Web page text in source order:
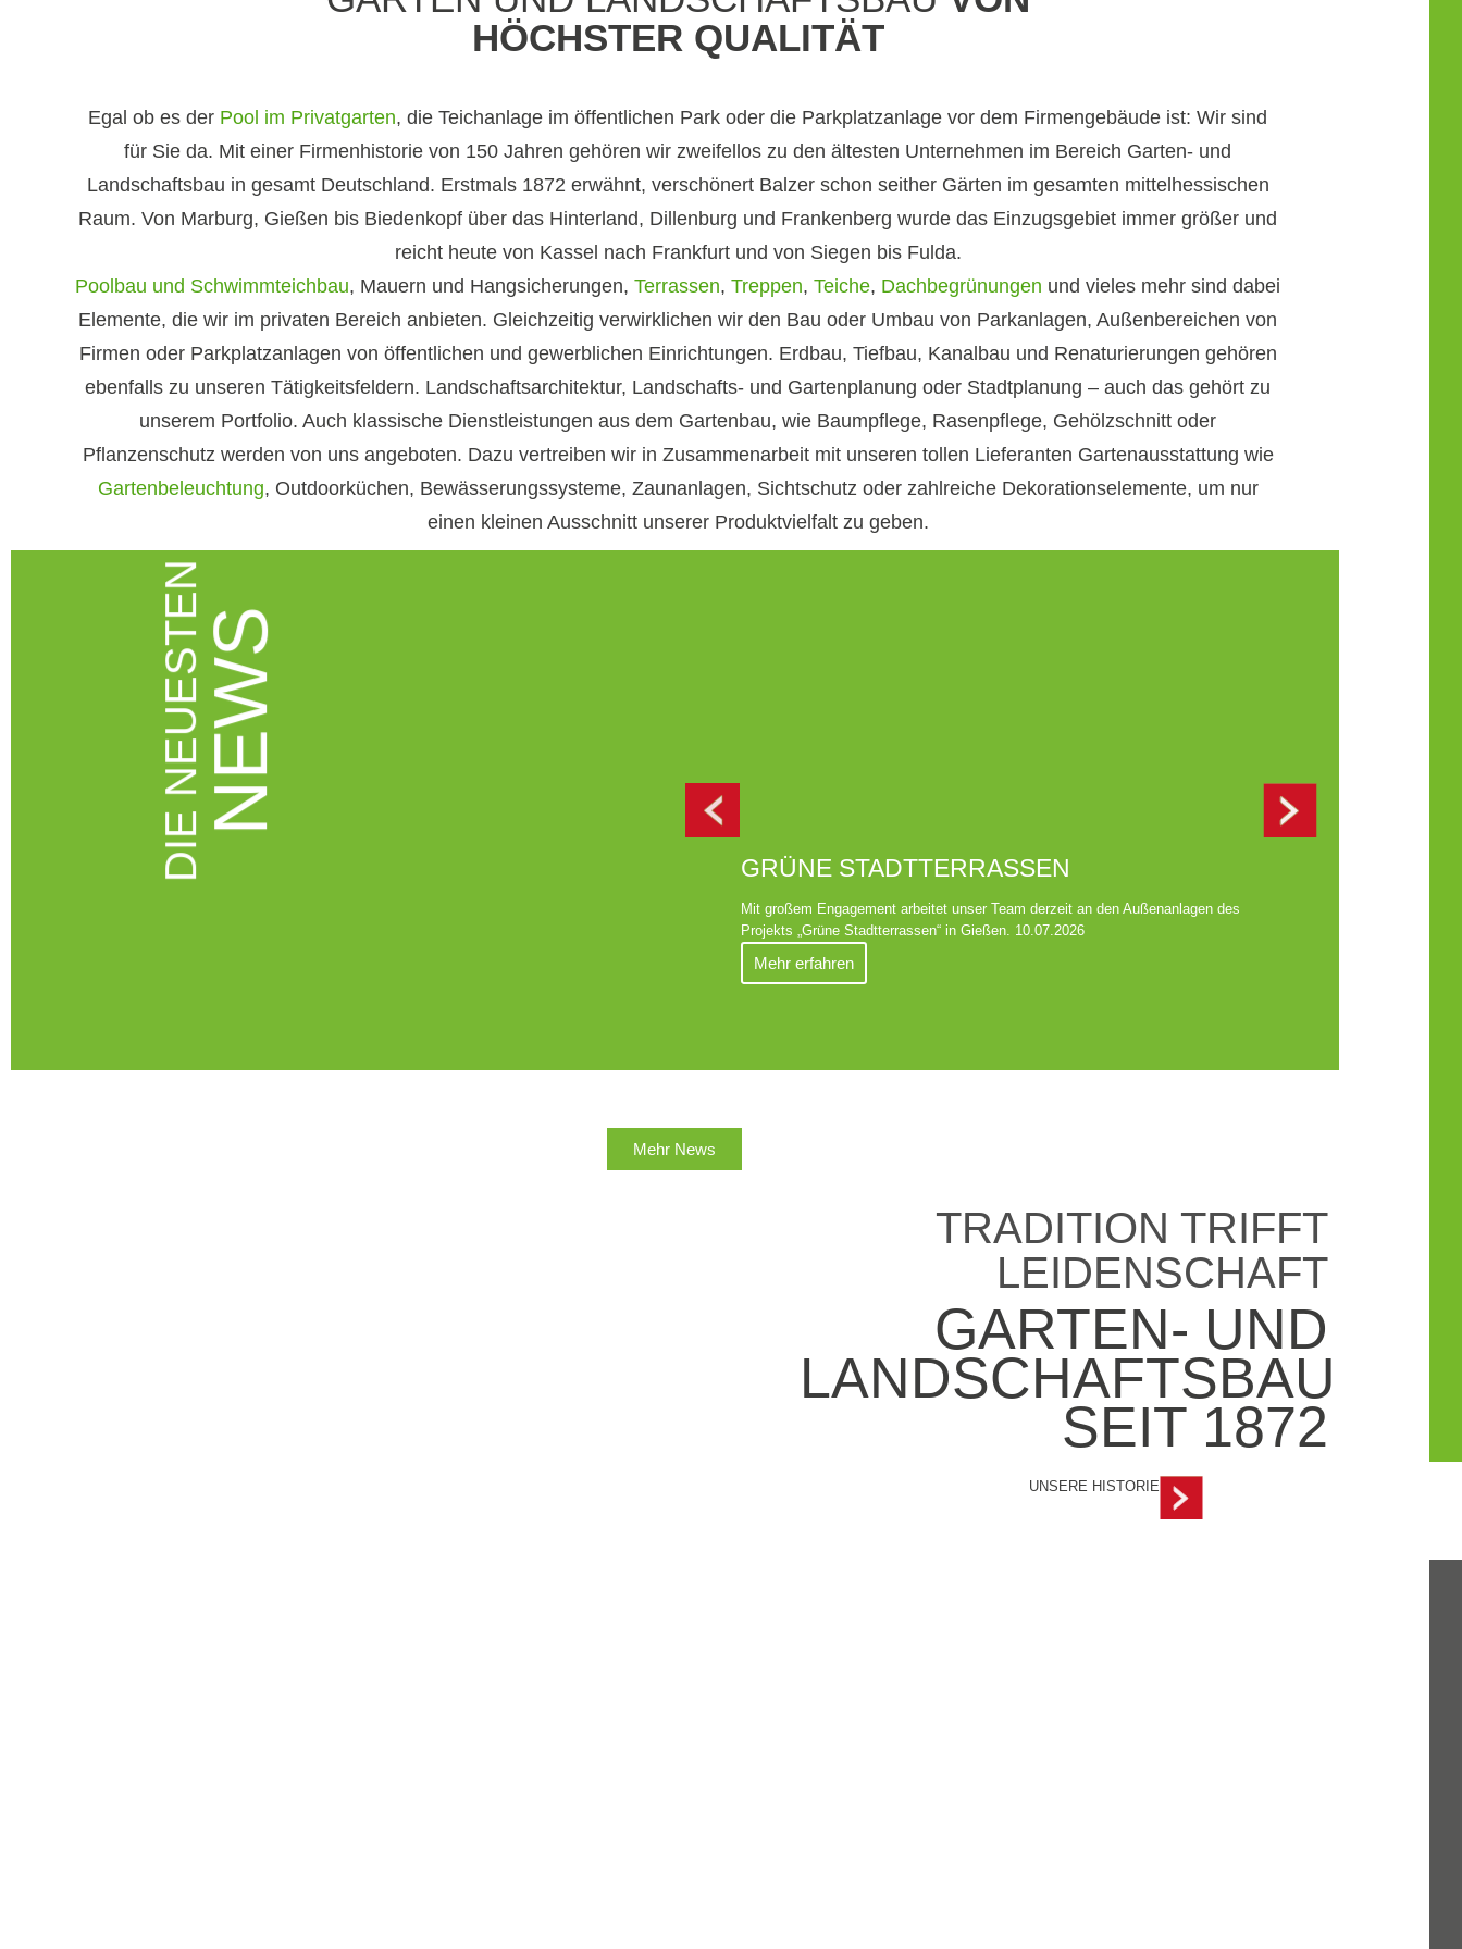
HÖCHSTER QUALITÄT
Egal ob es der Pool im Privatgarten, die Teichanlage im öffentlichen Park oder die Parkplatzanlage vor dem Firmengebäude ist: Wir sind
für Sie da. Mit einer Firmenhistorie von 150 Jahren gehören wir zweifellos zu den ältesten Unternehmen im Bereich Garten- und
Landschaftsbau in gesamt Deutschland. Erstmals 1872 erwähnt, verschönert Balzer schon seither Gärten im gesamten mittelhessischen
Raum. Von Marburg, Gießen bis Biedenkopf über das Hinterland, Dillenburg und Frankenberg wurde das Einzugsgebiet immer größer und
reicht heute von Kassel nach Frankfurt und von Siegen bis Fulda.
Poolbau und Schwimmteichbau, Mauern und Hangsicherungen,Terrassen,Treppen,Teiche, Dachbegrünungen und vieles mehr sind dabei
Elemente, die wir im privaten Bereich anbieten. Gleichzeitig verwirklichen wir den Bau oder Umbau von Parkanlagen, Außenbereichen von
Firmen oder Parkplatzanlagen von öffentlichen und gewerblichen Einrichtungen. Erdbau, Tiefbau, Kanalbau und Renaturierungen gehören
ebenfalls zu unseren Tätigkeitsfeldern. Landschaftsarchitektur, Landschafts- und Gartenplanung oder Stadtplanung – auch das gehört zu
unserem Portfolio. Auch klassische Dienstleistungen aus dem Gartenbau, wie Baumpflege, Rasenpflege, Gehölzschnitt oder
Pflanzenschutz werden von uns angeboten. Dazu vertreiben wir in Zusammenarbeit mit unseren tollen Lieferanten Gartenausstattung wie
Gartenbeleuchtung, Outdoorküchen, Bewässerungssysteme, Zaunanlagen, Sichtschutz oder zahlreiche Dekorationselemente, um nur
einen kleinen Ausschnitt unserer Produktvielfalt zu geben.
DIE NEUESTENNEWS
GRÜNE STADTTERRASSEN
Mit großem Engagement arbeitet unser Team derzeit an den Außenanlagen des
Projekts „Grüne Stadtterrassen“ in Gießen. 10.07.2026
Mehr erfahren
Mehr News
TRADITION TRIFFT
LEIDENSCHAFT
GARTEN- UND
LANDSCHAFTSBAU
SEIT 1872
UNSERE HISTORIE